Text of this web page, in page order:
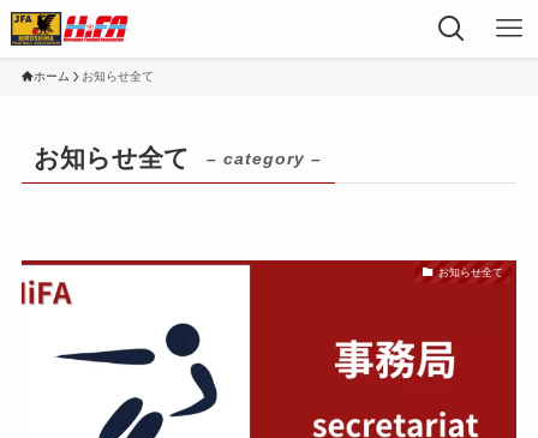
ホーム お知らせ全て
お知らせ全て – category –
お知らせ全て